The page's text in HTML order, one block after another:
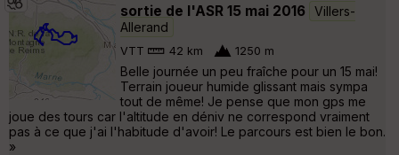
sortie de l'ASR 15 mai 2016
Villers-
Allerand
VTT 42 km 1250 m
Belle journée un peu fraîche pour un 15 mai!
Terrain joueur humide glissant mais sympa
tout de même! Je pense que mon gps me
joue des tours car l'altitude en déniv ne correspond vraiment
pas à ce que j'ai l'habitude d'avoir! Le parcours est bien le bon.
»